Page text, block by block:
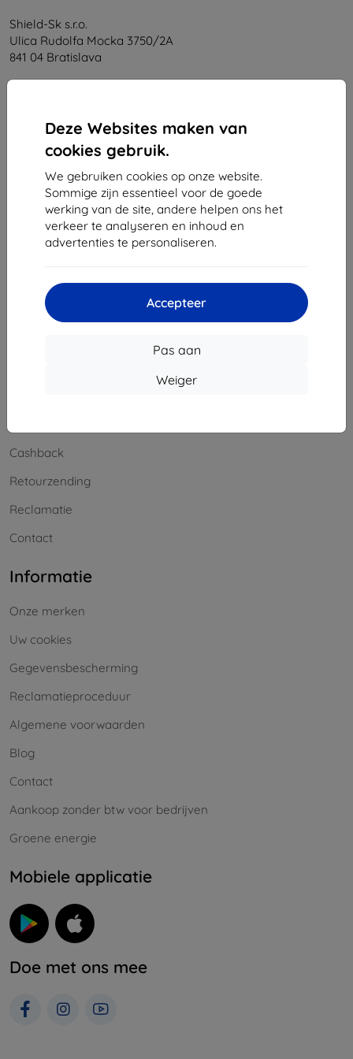
Deze Websites maken van
cookies gebruik.
We gebruiken cookies op onze website.
Sommige zijn essentieel voor de goede
werking van de site, andere helpen ons het
verkeer te analyseren en inhoud en
advertenties te personaliseren.
Accepteer
Pas aan
Weiger
Shield-Sk s.r.o.
Ulica Rudolfa Mocka 3750/2A
841 04 Bratislava
Contact
info@top4mobile.eu
Schrijf ons
Maandag tot vrijdag:
Zaterdag en zondag:
Offline
Cashback
Retourzending
Reclamatie
Contact
Informatie
Onze merken
Uw cookies
Gegevensbescherming
Reclamatieproceduur
Algemene voorwaarden
Blog
Contact
Aankoop zonder btw voor bedrijven
Groene energie
Mobiele applicatie
Doe met ons mee